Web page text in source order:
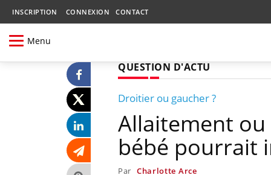
INSCRIPTION CONNEXION CONTACT
Menu
QUESTION D'ACTU
Droitier ou gaucher ?
Allaitement
bébé pourrait
Par Charlotte Arce